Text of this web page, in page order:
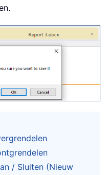
/ Sluiten (Nieuw